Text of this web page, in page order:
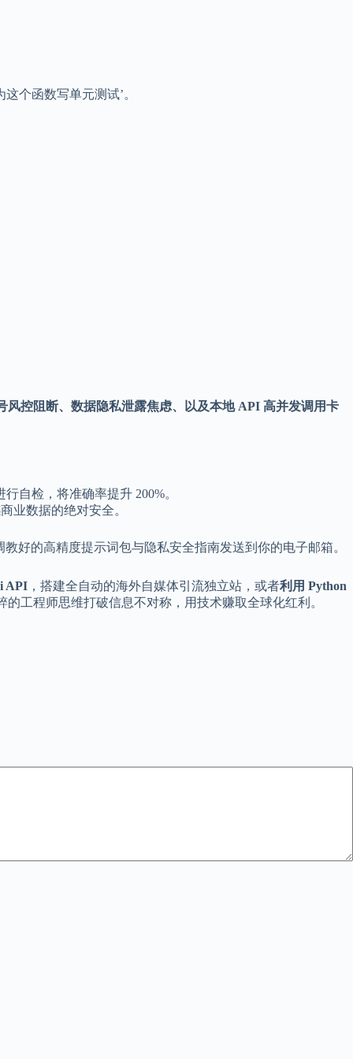
这个函数写单元测试’。
风控阻断、数据隐私泄露焦虑、以及本地 API 高并发调用卡
自检，将准确率提升 200%。
业数据的绝对安全。
好的高精度提示词包与隐私安全指南发送到你的电子邮箱。
API ，搭建全自动的海外自媒体引流独立站，或者利用 Python
的工程师思维打破信息不对称，用技术赚取全球化红利。